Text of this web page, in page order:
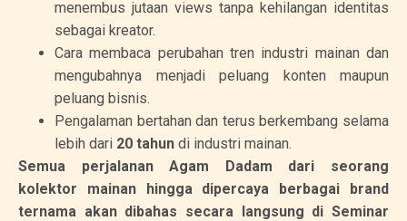
menembus jutaan views tanpa kehilangan identitas
sebagai kreator.
Cara membaca perubahan tren industri mainan dan
mengubahnya menjadi peluang konten maupun
peluang bisnis.
Pengalaman bertahan dan terus berkembang selama
lebih dari 20 tahun di industri mainan.
Semua perjalanan Agam Dadam dari seorang
kolektor mainan hingga dipercaya berbagai brand
ternama akan dibahas secara langsung di Seminar